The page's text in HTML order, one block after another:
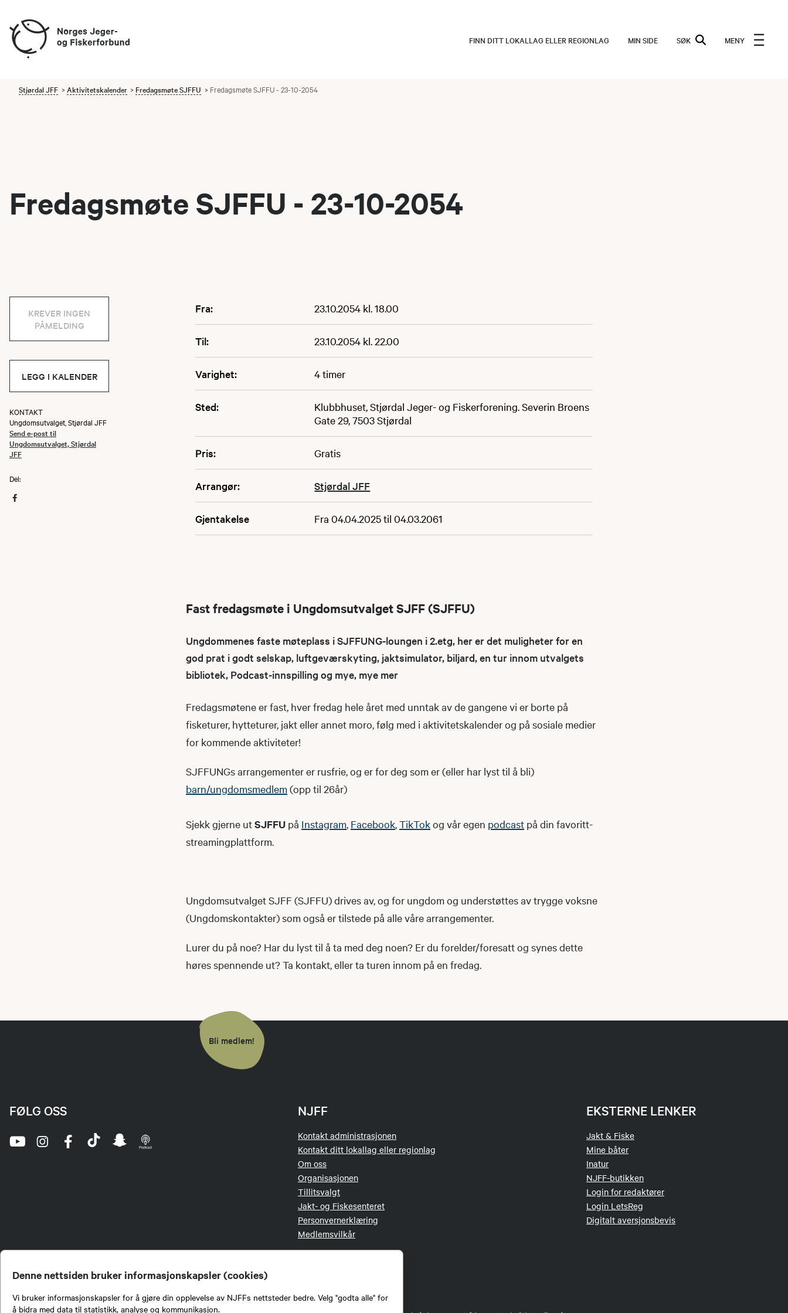
Denne nettsiden bruker informasjonskapsler (cookies)
Vi bruker informasjonskapsler for å gjøre din opplevelse av NJFFs nettsteder bedre. Velg "godta alle" for
å bidra med data til statistikk, analyse og kommunikasjon.
FINN DITT LOKALLAG ELLER REGIONLAG MIN SIDE SØK MENY
Stjørdal JFF Aktivitetskalender Fredagsmøte SJFFU Fredagsmøte SJFFU - 23-10-2054
Fredagsmøte SJFFU - 23-10-2054
Fra: 23.10.2054 kl. 18.00
Til: 23.10.2054 kl. 22.00
Varighet: 4 timer
Sted:
Klubbhuset, Stjørdal Jeger- og Fiskerforening. Severin Broens
Gate 29, 7503 Stjørdal
Pris: Gratis
Arrangør: Stjørdal JFF
Gjentakelse Fra 04.04.2025 til 04.03.2061
KREVER INGEN
PÅMELDING
LEGG I KALENDER
KONTAKT
Ungdomsutvalget, Stjørdal JFF
Send e-post til
Ungdomsutvalget, Stjørdal
JFF
Del:
Fast fredagsmøte i Ungdomsutvalget SJFF (SJFFU)
Ungdommenes faste møteplass i SJFFUNG-loungen i 2.etg, her er det muligheter for en
god prat i godt selskap, luftgeværskyting, jaktsimulator, biljard, en tur innom utvalgets
bibliotek, Podcast-innspilling og mye, mye mer
Fredagsmøtene er fast, hver fredag hele året med unntak av de gangene vi er borte på
fisketurer, hytteturer, jakt eller annet moro, følg med i aktivitetskalender og på sosiale medier
for kommende aktiviteter!
SJFFUNGs arrangementer er rusfrie, og er for deg som er (eller har lyst til å bli)
barn/ungdomsmedlem(opp til 26år)
Sjekk gjerne utSJFFU på Instagram, Facebook,TikTokog vår egen podcast på din favoritt-
streamingplattform.
Ungdomsutvalget SJFF (SJFFU) drives av, og for ungdom og understøttes av trygge voksne
(Ungdomskontakter) som også er tilstede på alle våre arrangementer.
Lurer du på noe? Har du lyst til å ta med deg noen? Er du forelder/foresatt og synes dette
høres spennende ut? Ta kontakt, eller ta turen innom på en fredag.
Bli medlem!
NJFF
Kontakt administrasjonen
Kontakt ditt lokallag eller regionlag
Om oss
Organisasjonen
Tillitsvalgt
Jakt- og Fiskesenteret
Personvernerklæring
Medlemsvilkår
EKSTERNE LENKER
Jakt & Fiske
Mine båter
Inatur
NJFF-butikken
Login for redaktører
Login LetsReg
Digitalt aversjonsbevis
FØLG OSS